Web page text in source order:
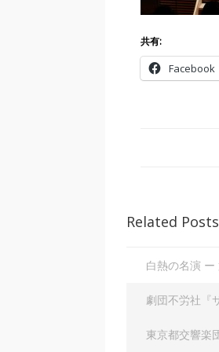
共有:
Facebook
Related Posts